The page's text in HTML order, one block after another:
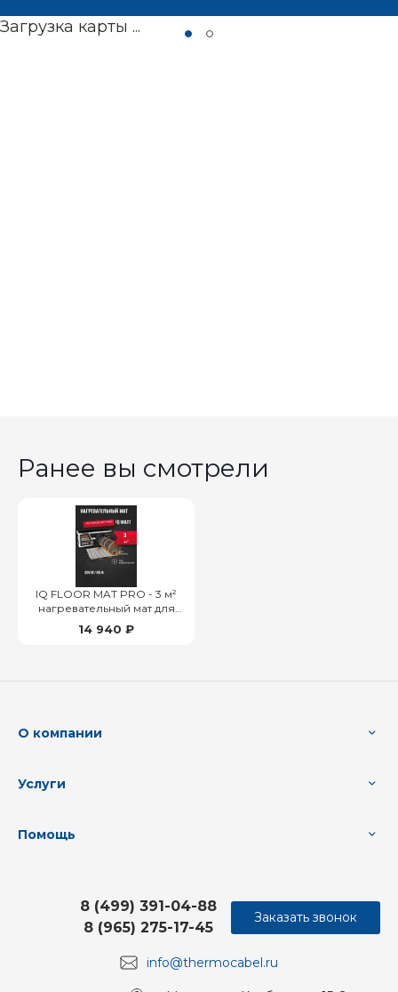
Загрузка карты ...
Ранее вы смотрели
IQ FLOOR MAT PRO - 3 м²
нагревательный мат для
теплого пола
14 940 ₽
О компании
Услуги
Помощь
info@thermocabel.ru
8 (499) 391-04-88
8 (965) 275-17-45
Заказать звонок